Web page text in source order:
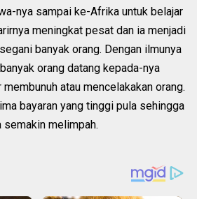
nya sampai ke-Afrika untuk belajar
meningkat pesat dan ia menjadi
banyak orang. Dengan ilmunya
orang datang kepada-nya
atau mencelakakan orang.
bayaran yang tinggi pula sehingga
semakin melimpah.